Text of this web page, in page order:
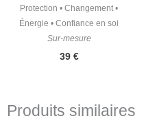
Protection • Changement •
Énergie • Confiance en soi
Sur-mesure
39 €
Produits similaires